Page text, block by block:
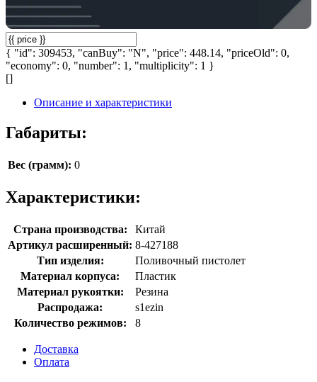
{ "id": 309453, "canBuy": "N", "price": 448.14, "priceOld": 0,
"economy": 0, "number": 1, "multiplicity": 1 }
[]
Описание и характеристики
Габариты:
Вес (грамм): 0
Характеристики:
Страна производства:
Китай
Артикул расширенный: 8-427188
Тип изделия:
Поливочный пистолет
Материал корпуса:
Пластик
Материал рукоятки:
Резина
Распродажа:
s1ezin
Количество режимов:
8
Доставка
Оплата